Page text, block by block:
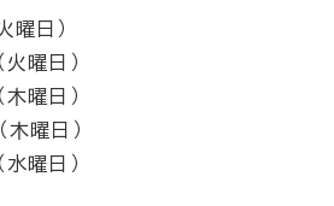
曜日）
曜日）
曜日）
曜日）
曜日）